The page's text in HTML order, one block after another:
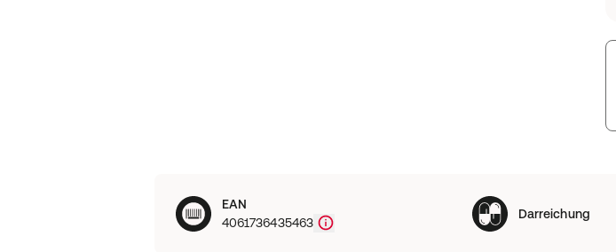
EAN
4061736435463
Darreichung